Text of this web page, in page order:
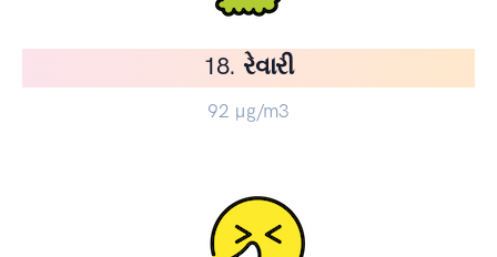
18. રેવારી
92 µg/m3